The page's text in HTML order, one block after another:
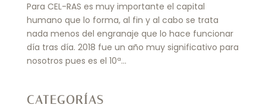
Para CEL-RAS es muy importante el capital
humano que lo forma, al fin y al cabo se trata
nada menos del engranaje que lo hace funcionar
día tras día. 2018 fue un año muy significativo para
nosotros pues es el 10ª...
CATEGORÍAS